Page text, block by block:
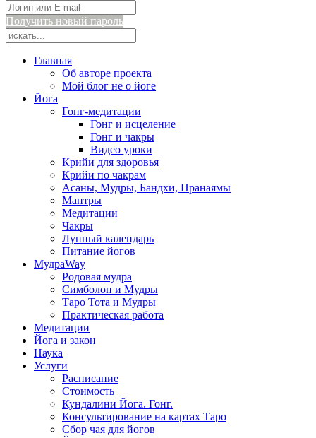
Получить новый пароль
Главная
Об авторе проекта
Мой блог не о йоге
Йога
Гонг-медитации
Гонг и исцеление
Гонг и чакры
Видео уроки
Крийи для здоровья
Крийи по чакрам
Асаны, Мудры, Бандхи, Пранаямы
Мантры
Медитации
Чакры
Лунный календарь
Питание йогов
МудраWay
Родовая мудра
Симболон и Мудры
Таро Тота и Мудры
Практическая работа
Медитации
Йога и закон
Наука
Услуги
Расписание
Стоимость
Кундалини Йога. Гонг.
Консультирование на картах Таро
Сбор чая для йогов